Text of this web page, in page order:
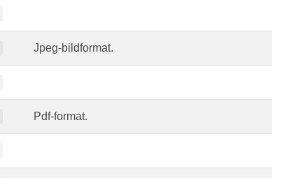
Jpeg-bildformat.
Pdf-format.